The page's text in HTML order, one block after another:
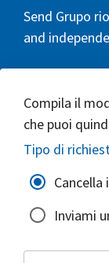
Send Grupo
and
Compila il
che puoi
Tipo di
Inviami